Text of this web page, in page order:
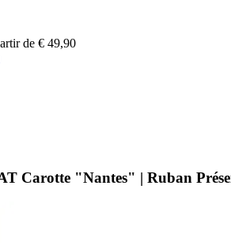
de € 49,90
Carotte "Nantes" | Ruban